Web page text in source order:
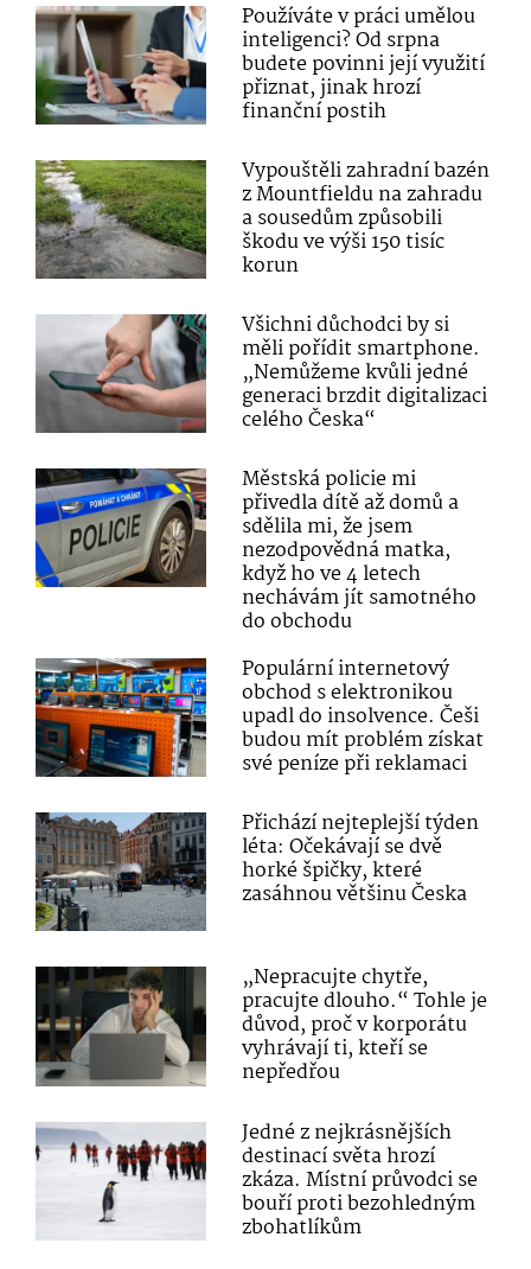
Používáte v práci umělou
inteligenci? Od srpna
budete povinni její využití
přiznat, jinak hrozí
finanční postih
Vypouštěli zahradní bazén
z Mountfieldu na zahradu
a sousedům způsobili
škodu ve výši 150 tisíc
korun
Všichni důchodci by si
měli pořídit smartphone.
„Nemůžeme kvůli jedné
generaci brzdit digitalizaci
celého Česka“
Městská policie mi
přivedla dítě až domů a
sdělila mi, že jsem
nezodpovědná matka,
když ho ve 4 letech
nechávám jít samotného
do obchodu
Populární internetový
obchod s elektronikou
upadl do insolvence. Češi
budou mít problém získat
své peníze při reklamaci
Přichází nejteplejší týden
léta: Očekávají se dvě
horké špičky, které
zasáhnou většinu Česka
„Nepracujte chytře,
pracujte dlouho.“ Tohle je
důvod, proč v korporátu
vyhrávají ti, kteří se
nepředřou
Jedné z nejkrásnějších
destinací světa hrozí
zkáza. Místní průvodci se
bouří proti bezohledným
zbohatlíkům